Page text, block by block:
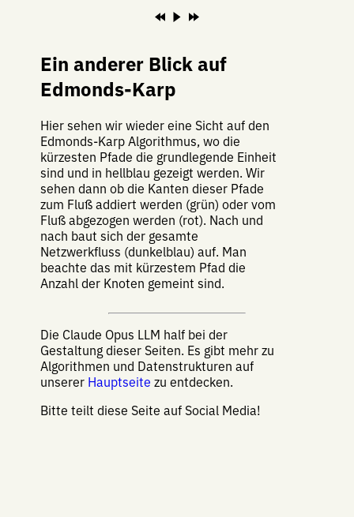
Ein anderer Blick auf
Edmonds-Karp
Hier sehen wir wieder eine Sicht auf den
Edmonds-Karp Algorithmus, wo die
kürzesten Pfade die grundlegende Einheit
sind und in hellblau gezeigt werden. Wir
sehen dann ob die Kanten dieser Pfade
zum Fluß addiert werden (grün) oder vom
Fluß abgezogen werden (rot). Nach und
nach baut sich der gesamte
Netzwerkfluss (dunkelblau) auf. Man
beachte das mit kürzestem Pfad die
Anzahl der Knoten gemeint sind.
Die Claude Opus LLM half bei der
Gestaltung dieser Seiten. Es gibt mehr zu
Algorithmen und Datenstrukturen auf
unserer Hauptseite zu entdecken.
Bitte teilt diese Seite auf Social Media!